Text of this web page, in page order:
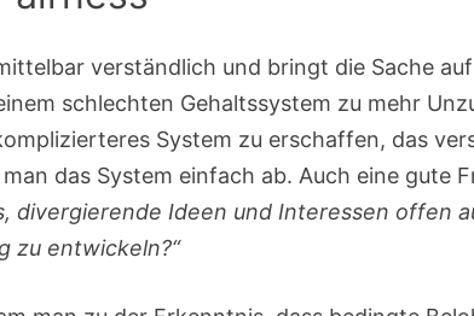
verständlich und bringt die Sache
schlechten Gehaltssystem zu mehr
System zu erschaffen, das
das System einfach ab. Auch eine gute
divergierende Ideen und Interessen offen
zu entwickeln?“